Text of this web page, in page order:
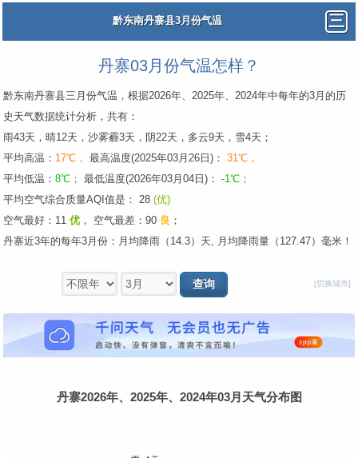
黔东南丹寨县3月份气温
丹寨03月份气温怎样？
黔东南丹寨县三月份气温，根据2026年、2025年、2024年中每年的3月的历
史天气数据统计分析，共有：
雨43天，晴12天，沙雾霾3天，阴22天，多云9天，雪4天；
平均高温： 17℃， 最高温度(2025年03月26日)： 31℃，
平均低温： 8℃； 最低温度(2026年03月04日)： -1℃；
平均空气综合质量AQI值是： 28 (优)
空气最好：11 优 ， 空气最差：90 良 ；
丹寨近3年的每年3月份：月均降雨（14.3）天, 月均降雨量（127.47）毫米！
[切换城市]
丹寨2026年、2025年、2024年03月天气分布图